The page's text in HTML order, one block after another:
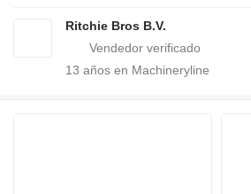
Ritchie Bros B.V.
13 años en Machineryline